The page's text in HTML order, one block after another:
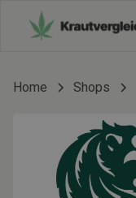
Home Shops